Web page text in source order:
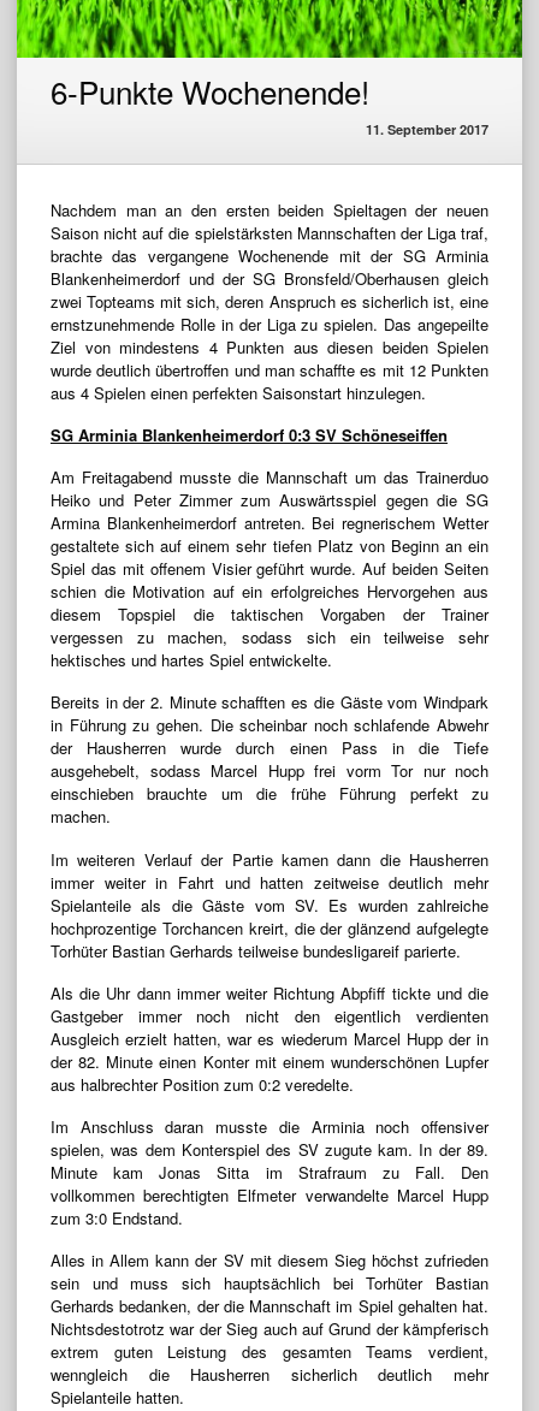
6-Punkte Wochenende!
11. September 2017
Nachdem man an den ersten beiden Spieltagen der neuen
Saison nicht auf die spielstärksten Mannschaften der Liga traf,
brachte das vergangene Wochenende mit der SG Arminia
Blankenheimerdorf und der SG Bronsfeld/Oberhausen gleich
zwei Topteams mit sich, deren Anspruch es sicherlich ist, eine
ernstzunehmende Rolle in der Liga zu spielen. Das angepeilte
Ziel von mindestens 4 Punkten aus diesen beiden Spielen
wurde deutlich übertroffen und man schaffte es mit 12 Punkten
aus 4 Spielen einen perfekten Saisonstart hinzulegen.
SG Arminia Blankenheimerdorf 0:3 SV Schöneseiffen
Am Freitagabend musste die Mannschaft um das Trainerduo
Heiko und Peter Zimmer zum Auswärtsspiel gegen die SG
Armina Blankenheimerdorf antreten. Bei regnerischem Wetter
gestaltete sich auf einem sehr tiefen Platz von Beginn an ein
Spiel das mit offenem Visier geführt wurde. Auf beiden Seiten
schien die Motivation auf ein erfolgreiches Hervorgehen aus
diesem Topspiel die taktischen Vorgaben der Trainer
vergessen zu machen, sodass sich ein teilweise sehr
hektisches und hartes Spiel entwickelte.
Bereits in der 2. Minute schafften es die Gäste vom Windpark
in Führung zu gehen. Die scheinbar noch schlafende Abwehr
der Hausherren wurde durch einen Pass in die Tiefe
ausgehebelt, sodass Marcel Hupp frei vorm Tor nur noch
einschieben brauchte um die frühe Führung perfekt zu
machen.
Im weiteren Verlauf der Partie kamen dann die Hausherren
immer weiter in Fahrt und hatten zeitweise deutlich mehr
Spielanteile als die Gäste vom SV. Es wurden zahlreiche
hochprozentige Torchancen kreirt, die der glänzend aufgelegte
Torhüter Bastian Gerhards teilweise bundesligareif parierte.
Als die Uhr dann immer weiter Richtung Abpfiff tickte und die
Gastgeber immer noch nicht den eigentlich verdienten
Ausgleich erzielt hatten, war es wiederum Marcel Hupp der in
der 82. Minute einen Konter mit einem wunderschönen Lupfer
aus halbrechter Position zum 0:2 veredelte.
Im Anschluss daran musste die Arminia noch offensiver
spielen, was dem Konterspiel des SV zugute kam. In der 89.
Minute kam Jonas Sitta im Strafraum zu Fall. Den
vollkommen berechtigten Elfmeter verwandelte Marcel Hupp
zum 3:0 Endstand.
Alles in Allem kann der SV mit diesem Sieg höchst zufrieden
sein und muss sich hauptsächlich bei Torhüter Bastian
Gerhards bedanken, der die Mannschaft im Spiel gehalten hat.
Nichtsdestotrotz war der Sieg auch auf Grund der kämpferisch
extrem guten Leistung des gesamten Teams verdient,
wenngleich die Hausherren sicherlich deutlich mehr
Spielanteile hatten.